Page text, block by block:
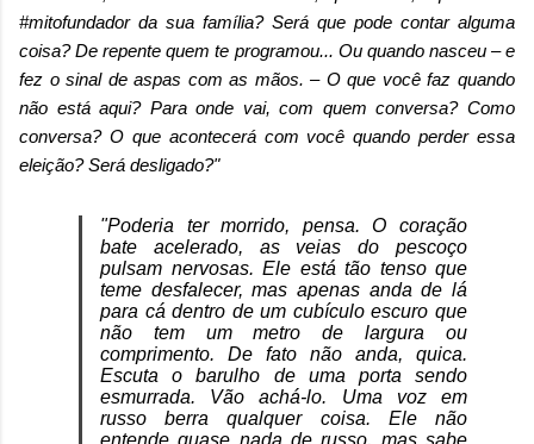
#mitofundador da sua família? Será que pode contar alguma
coisa? De repente quem te programou... Ou quando nasceu – e
fez o sinal de aspas com as mãos. – O que você faz quando
não está aqui? Para onde vai, com quem conversa? Como
conversa? O que acontecerá com você quando perder essa
eleição? Será desligado?"
"Poderia ter morrido, pensa. O coração
bate acelerado, as veias do pescoço
pulsam nervosas. Ele está tão tenso que
teme desfalecer, mas apenas anda de lá
para cá dentro de um cubículo escuro que
não tem um metro de largura ou
comprimento. De fato não anda, quica.
Escuta o barulho de uma porta sendo
esmurrada. Vão achá-lo. Uma voz em
russo berra qualquer coisa. Ele não
entende quase nada de russo, mas sabe